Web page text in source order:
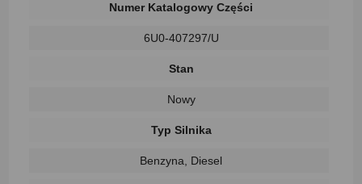
Numer Katalogowy Części
6U0-407297/U
Stan
Nowy
Typ Silnika
Benzyna, Diesel